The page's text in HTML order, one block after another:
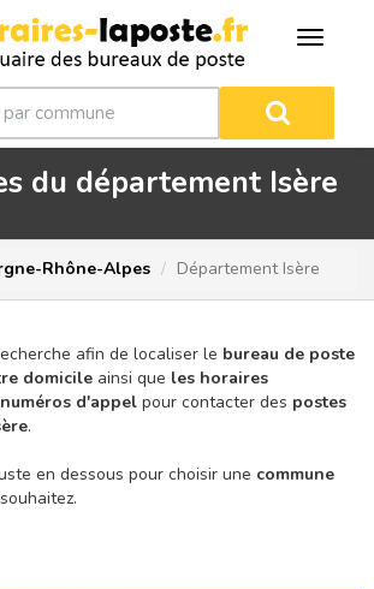
du département Isère
Rhône-Alpes Département Isère
afin de localiser le bureau de poste
domicile ainsi que les horaires
d'appel pour contacter des postes
.
en dessous pour choisir une commune